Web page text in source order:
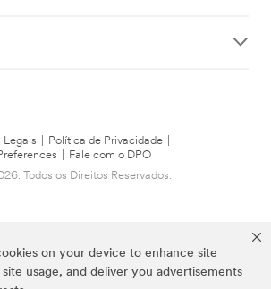
on your device to enhance site
usage, and deliver you advertisements
Política de Privacidade
Fale com o DPO
Todos os Direitos Reservados.